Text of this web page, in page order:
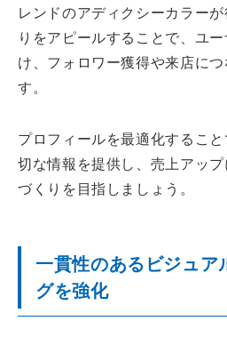
レンドのアディクシーカラー
りをアピールすることで、ユ
け、フォロワー獲得や来店に
す。
プロフィールを最適化するこ
切な情報を提供し、売上アッ
づくりを目指しましょう。
一貫性のあるビジュア
グを強化